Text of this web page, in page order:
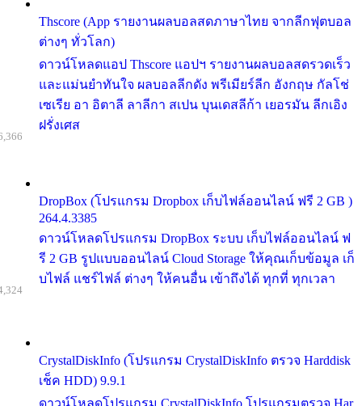
Thscore (App รายงานผลบอลสดภาษาไทย จากลีกฟุตบอล
ต่างๆ ทั่วโลก)
ดาวน์โหลดแอป Thscore แอปฯ รายงานผลบอลสดรวดเร็ว
และแม่นยำทันใจ ผลบอลลีกดัง พรีเมียร์ลีก อังกฤษ กัลโช่
เซเรีย อา อิตาลี ลาลีกา สเปน บุนเดสลีก้า เยอรมัน ลีกเอิง
ฝรั่งเศส
DropBox (โปรแกรม Dropbox เก็บไฟล์ออนไลน์ ฟรี 2 GB )
264.4.3385
ดาวน์โหลดโปรแกรม DropBox ระบบ เก็บไฟล์ออนไลน์ ฟ
รี 2 GB รูปแบบออนไลน์ Cloud Storage ให้คุณเก็บข้อมูล เก็
บไฟล์ แชร์ไฟล์ ต่างๆ ให้คนอื่น เข้าถึงได้ ทุกที่ ทุกเวลา
CrystalDiskInfo (โปรแกรม CrystalDiskInfo ตรวจ Harddisk
เช็ค HDD) 9.9.1
ดาวน์โหลดโปรแกรม CrystalDiskInfo โปรแกรมตรวจ Har